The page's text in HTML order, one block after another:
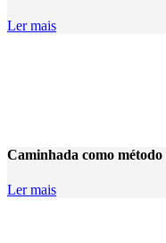
Ler mais
Caminhada como
Ler mais